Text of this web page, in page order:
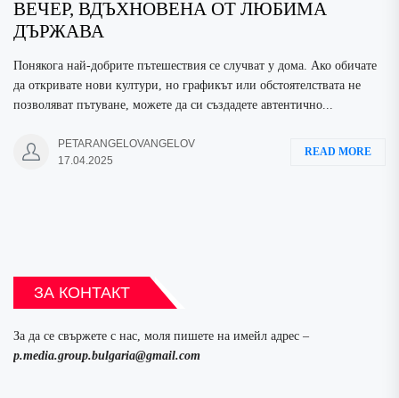
ВЕЧЕР, ВДЪХНОВЕНА ОТ ЛЮБИМА
ДЪРЖАВА
Понякога най-добрите пътешествия се случват у дома. Ако обичате
да откривате нови култури, но графикът или обстоятелствата не
позволяват пътуване, можете да си създадете автентично...
PETARANGELOVANGELOV
17.04.2025
READ MORE
ЗА КОНТАКТ
За да се свържете с нас, моля пишете на имейл адрес –
p.media.group.bulgaria@gmail.com